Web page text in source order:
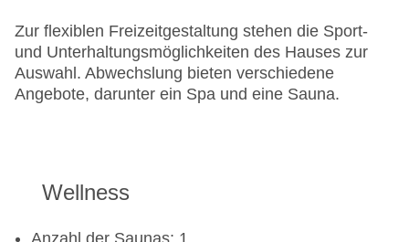
Zur flexiblen Freizeitgestaltung stehen die Sport-
und Unterhaltungsmöglichkeiten des Hauses zur
Auswahl. Abwechslung bieten verschiedene
Angebote, darunter ein Spa und eine Sauna.
Wellness